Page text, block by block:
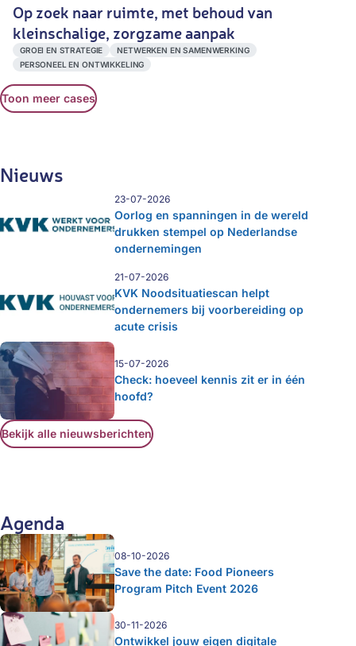
Op zoek naar ruimte, met behoud van
kleinschalige, zorgzame aanpak
GROEI EN STRATEGIE
NETWERKEN EN SAMENWERKING
PERSONEEL EN ONTWIKKELING
Toon meer cases
Nieuws
23-07-2026
Oorlog en spanningen in de wereld
drukken stempel op Nederlandse
ondernemingen
21-07-2026
KVK Noodsituatiescan helpt
ondernemers bij voorbereiding op
acute crisis
15-07-2026
Check: hoeveel kennis zit er in één
hoofd?
Bekijk alle nieuwsberichten
Agenda
08-10-2026
Save the date: Food Pioneers
Program Pitch Event 2026
30-11-2026
Ontwikkel jouw eigen digitale